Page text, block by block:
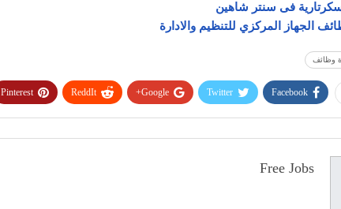
فى سنتر شاهين
الجهاز المركزي للتنظيم والادارة
وظائف
Facebook
Twitter
Google+
ReddIt
Pinterest
Free Jobs